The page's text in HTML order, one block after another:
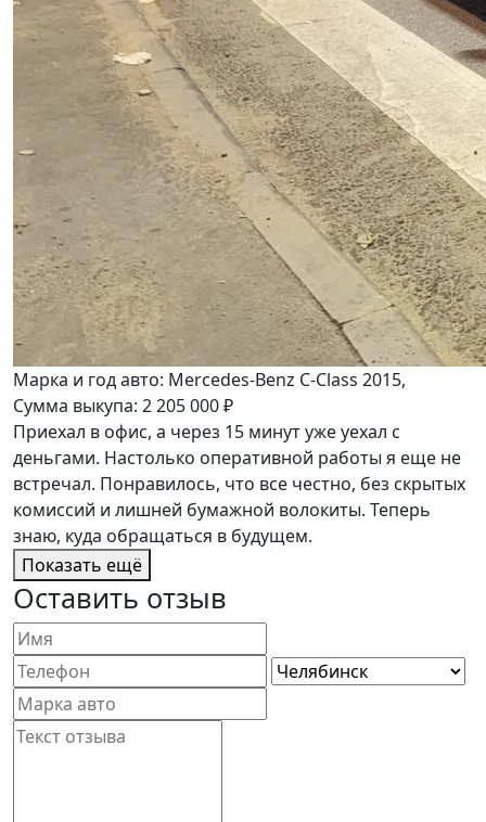
Марка и год авто: Mercedes-Benz C-Class 2015,
Сумма выкупа: 2 205 000 ₽
Приехал в офис, а через 15 минут уже уехал с
деньгами. Настолько оперативной работы я еще не
встречал. Понравилось, что все честно, без скрытых
комиссий и лишней бумажной волокиты. Теперь
знаю, куда обращаться в будущем.
Показать ещё
Оставить отзыв